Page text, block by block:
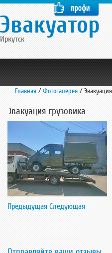
Иркутск
Главная /Фотогалерея /
Эвакуация грузовика
Предыдущая Следующая